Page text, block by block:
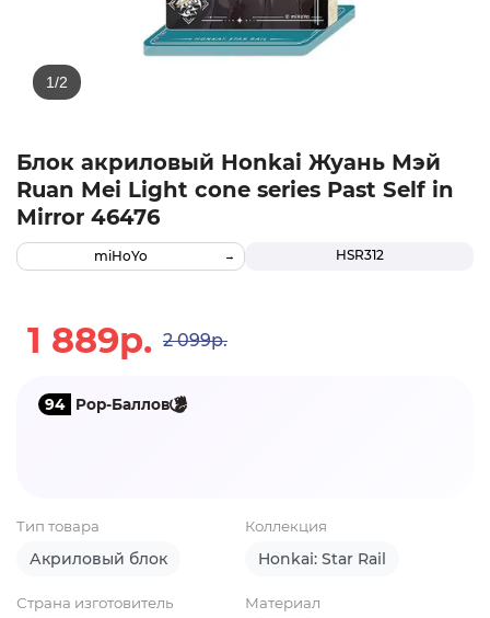
Блок акриловый Honkai Жуань Мэй
Ruan Mei Light cone series Past Self in
Mirror 46476
HSR312
miHoYo
1 889р. 2 099р.
94 Pop-Баллов
Тип товара
Акриловый блок
Коллекция
Honkai: Star Rail
Страна изготовитель Материал